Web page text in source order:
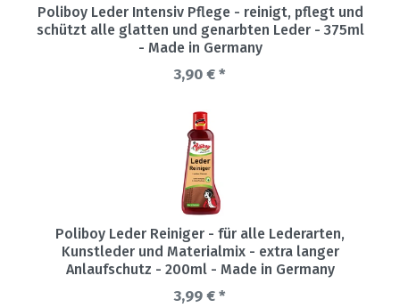
Poliboy Leder Intensiv Pflege - reinigt, pflegt und
schützt alle glatten und genarbten Leder - 375ml
- Made in Germany
3,90 € *
Poliboy Leder Reiniger - für alle Lederarten,
Kunstleder und Materialmix - extra langer
Anlaufschutz - 200ml - Made in Germany
3,99 € *